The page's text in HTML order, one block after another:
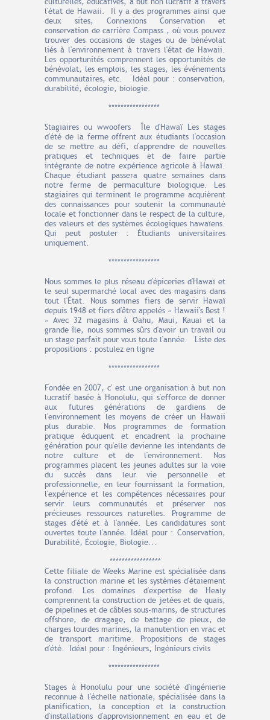
l'état de Hawaii. Il y a des programmes ainsi que
deux sites, Connexions Conservation et
conservation de carrière Compass , où vous pouvez
trouver des occasions de stages ou de bénévolat
liés à l'environnement à travers l'état de Hawaii.
Les opportunités comprennent les opportunités de
bénévolat, les emplois, les stages, les événements
communautaires, etc. Idéal pour : conservation,
durabilité, écologie, biologie.
*****************
Stagiaires ou wwoofers Île d'Hawaï Les stages
d'été de la ferme offrent aux étudiants l'occasion
de se mettre au défi, d'apprendre de nouvelles
pratiques et techniques et de faire partie
intégrante de notre expérience agricole à Hawaï.
Chaque étudiant passera quatre semaines dans
notre ferme de permaculture biologique. Les
stagiaires qui terminent le programme acquièrent
des connaissances pour soutenir la communauté
locale et fonctionner dans le respect de la culture,
des valeurs et des systèmes écologiques hawaïens.
Qui peut postuler : Étudiants universitaires
uniquement.
*****************
Nous sommes le plus réseau d'épiceries d'Hawaï et
le seul supermarché local avec des magasins dans
tout l'État. Nous sommes fiers de servir Hawaï
depuis 1948 et fiers d'être appelés « Hawaii's Best !
» Avec 32 magasins à Oahu, Maui, Kauai et la
grande île, nous sommes sûrs d'avoir un travail ou
un stage parfait pour vous toute l'année. Liste des
propositions : postulez en ligne
*****************
Fondée en 2007, c' est une organisation à but non
lucratif basée à Honolulu, qui s'efforce de donner
aux futures générations de gardiens de
l'environnement les moyens de créer un Hawaii
plus durable. Nos programmes de formation
pratique éduquent et encadrent la prochaine
génération pour qu'elle devienne les intendants de
notre culture et de l'environnement. Nos
programmes placent les jeunes adultes sur la voie
du succès dans leur vie personnelle et
professionnelle, en leur fournissant la formation,
l'expérience et les compétences nécessaires pour
servir leurs communautés et préserver nos
précieuses ressources naturelles. Programme de
stages d'été et à l'année. Les candidatures sont
ouvertes toute l'année. Idéal pour : Conservation,
Durabilité, Écologie, Biologie...
*****************
Cette filiale de Weeks Marine est spécialisée dans
la construction marine et les systèmes d'étaiement
profond. Les domaines d'expertise de Healy
comprennent la construction de jetées et de quais,
de pipelines et de câbles sous-marins, de structures
offshore, de dragage, de battage de pieux, de
charges lourdes marines, la manutention en vrac et
de transport maritime. Propositions de stages
d'été. Idéal pour : Ingénieurs, Ingénieurs civils
*****************
Stages à Honolulu pour une société d'ingénierie
reconnue à l'échelle nationale, spécialisée dans la
planification, la conception et la construction
d'installations d'approvisionnement en eau et de